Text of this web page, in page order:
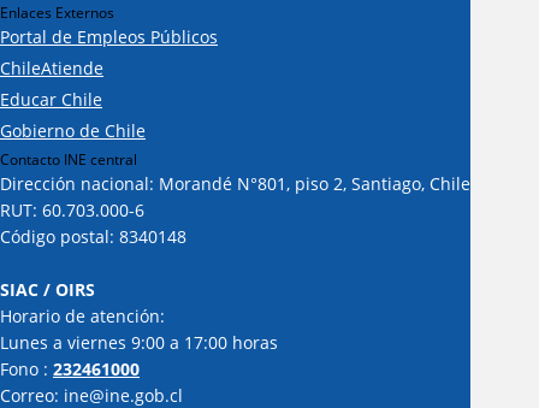
Enlaces Externos
Portal de Empleos Públicos
ChileAtiende
Educar Chile
Gobierno de Chile
Contacto INE central
Dirección nacional: Morandé N°801, piso 2, Santiago, Chile
RUT: 60.703.000-6
Código postal: 8340148
SIAC / OIRS
Horario de atención:
Lunes a viernes 9:00 a 17:00 horas
Fono : 232461000
Correo: ine@ine.gob.cl